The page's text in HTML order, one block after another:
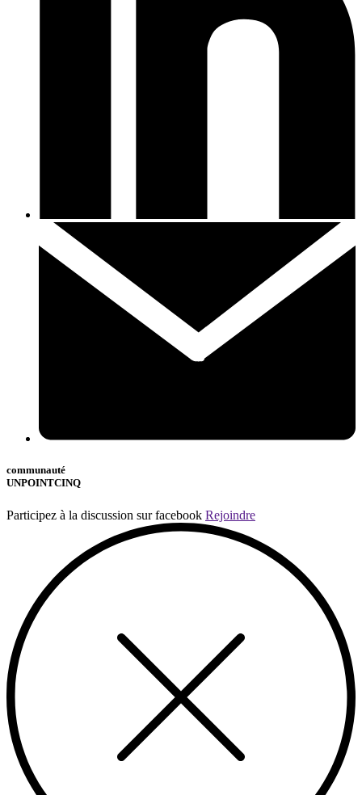
communauté
UNPOINTCINQ
Participez à la discussion sur facebook Rejoindre